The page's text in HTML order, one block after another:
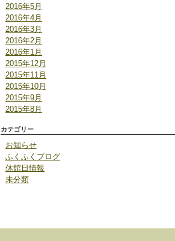
2016年5月
2016年4月
2016年3月
2016年2月
2016年1月
2015年12月
2015年11月
2015年10月
2015年9月
2015年8月
カテゴリー
お知らせ
ふくふくブログ
休館日情報
未分類